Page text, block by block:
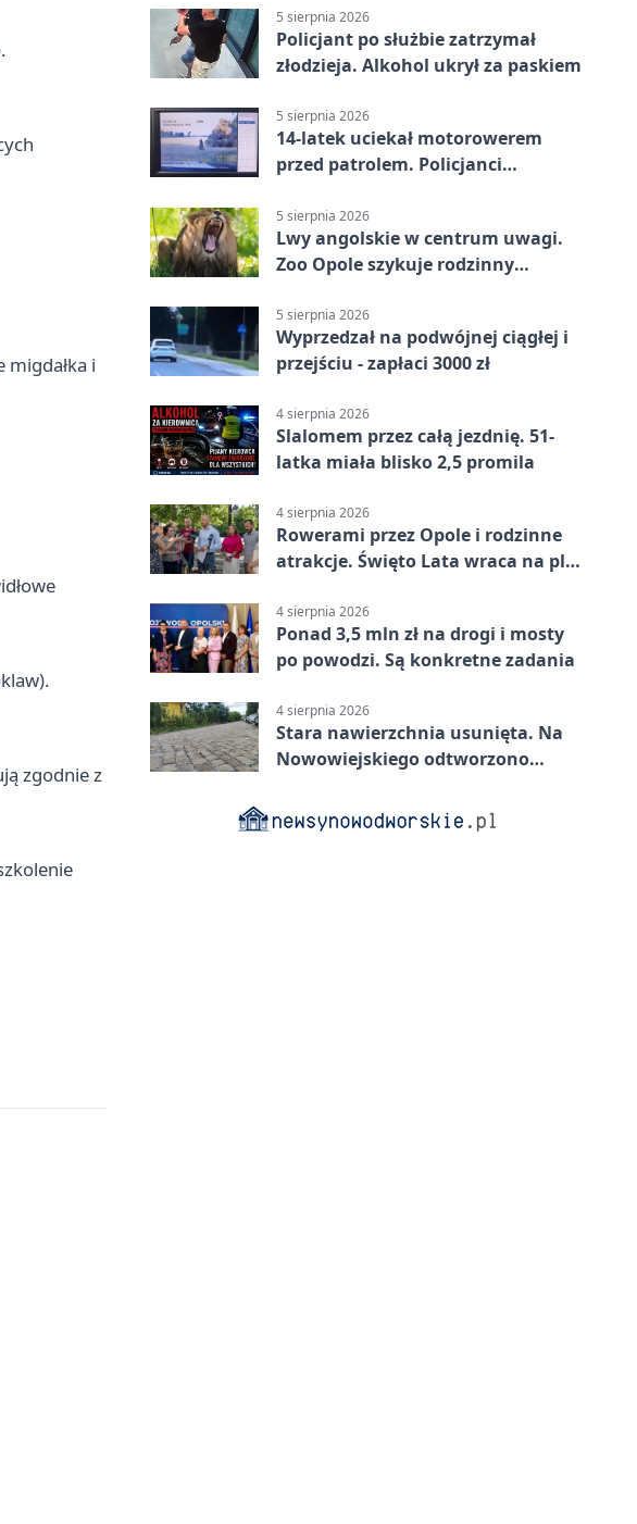
i
zgodnie z
5 sierpnia 2026
Policjant po służbie zatrzymał
złodzieja. Alkohol ukrył za paskiem
5 sierpnia 2026
14-latek uciekał motorowerem
przed patrolem. Policjanci
5 sierpnia 2026
Lwy angolskie w centrum uwagi.
Zoo Opole szykuje rodzinny
5 sierpnia 2026
Wyprzedzał na podwójnej ciągłej i
przejściu - zapłaci 3000 zł
4 sierpnia 2026
Slalomem przez całą jezdnię. 51-
latka miała blisko 2,5 promila
4 sierpnia 2026
Rowerami przez Opole i rodzinne
atrakcje. Święto Lata wraca na plac
4 sierpnia 2026
Ponad 3,5 mln zł na drogi i mosty
po powodzi. Są konkretne zadania
4 sierpnia 2026
Stara nawierzchnia usunięta. Na
Nowowiejskiego odtworzono